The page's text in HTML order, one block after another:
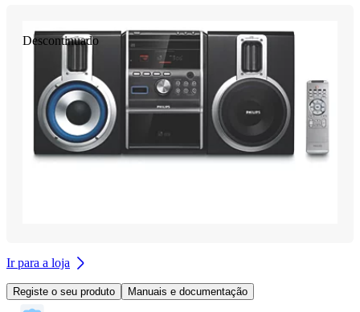
Descontinuado
Ir para a loja
Registe o seu produto Manuais e documentação